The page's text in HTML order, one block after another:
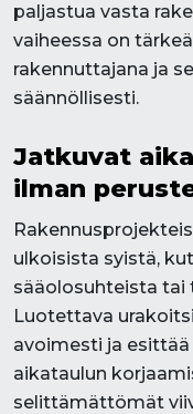
paljastua vasta
vaiheessa on
rakennuttajana ja
säännöllisesti.
Jatkuvat
ilman
ulkoisista syistä,
sääolosuhteista
Luotettava
avoimesti ja
aikataulun
selittämättömät